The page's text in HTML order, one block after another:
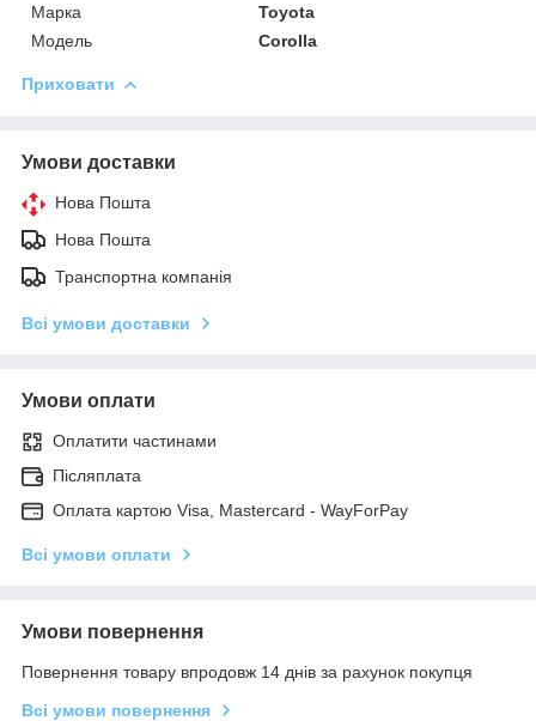
Марка
Toyota
Модель
Corolla
Приховати
Умови доставки
Нова Пошта
Нова Пошта
Транспортна компанія
Всі умови доставки
Умови оплати
Оплатити частинами
Післяплата
Оплата картою Visa, Mastercard - WayForPay
Всі умови оплати
Умови повернення
Повернення товару впродовж 14 днів за рахунок покупця
Всі умови повернення